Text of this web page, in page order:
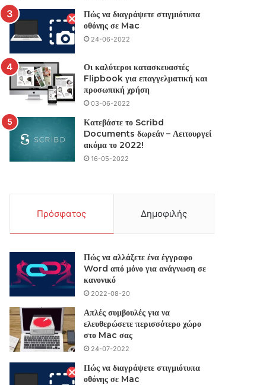
Πώς να διαγράψετε στιγμιότυπα
οθόνης σε Mac
24-06-2022
Οι καλύτεροι κατασκευαστές
Flipbook για επαγγελματική και
προσωπική χρήση
03-06-2022
Κατεβάστε το Scribd
Documents δωρεάν – Λειτουργεί
ακόμα το 2022!
16-05-2022
Πρόσφατος Δημοφιλής
Πώς να αλλάξετε ένα έγγραφο
Word από μόνο για ανάγνωση σε
κανονικό
2022-08-20
Απλές συμβουλές για να
ελευθερώσετε περισσότερο χώρο
στο Mac σας
24-07-2022
Πώς να διαγράψετε στιγμιότυπα
οθόνης σε Mac